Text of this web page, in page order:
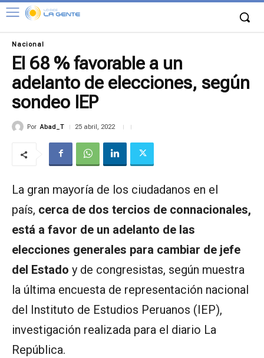
Nacional
El 68 % favorable a un
adelanto de elecciones, según
sondeo IEP
Por Abad_T 25 abril, 2022
La gran mayoría de los ciudadanos en el
país, cerca de dos tercios de connacionales,
está a favor de un adelanto de las
elecciones generales para cambiar de jefe
del Estado y de congresistas, según muestra
la última encuesta de representación nacional
del Instituto de Estudios Peruanos (IEP),
investigación realizada para el diario La
República.